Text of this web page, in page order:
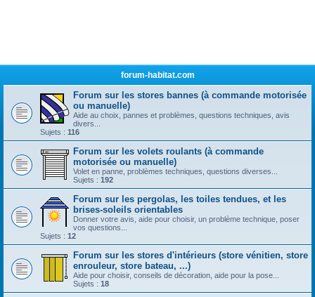
forum-habitat.com
Forum sur les stores bannes (à commande motorisée
ou manuelle)
Aide au choix, pannes et problèmes, questions techniques, avis
divers...
Sujets : 116
Forum sur les volets roulants (à commande
motorisée ou manuelle)
Volet en panne, problèmes techniques, questions diverses...
Sujets : 192
Forum sur les pergolas, les toiles tendues, et les
brises-soleils orientables
Donner votre avis, aide pour choisir, un problème technique, poser
vos questions...
Sujets : 12
Forum sur les stores d'intérieurs (store vénitien, store
enrouleur, store bateau, ...)
Aide pour choisir, conseils de décoration, aide pour la pose...
Sujets : 18